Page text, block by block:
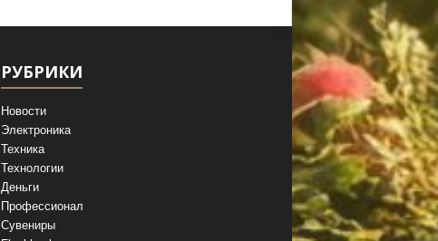
РУБРИКИ
Новости
Электроника
Техника
Технологии
Деньги
Профессионал
Сувениры